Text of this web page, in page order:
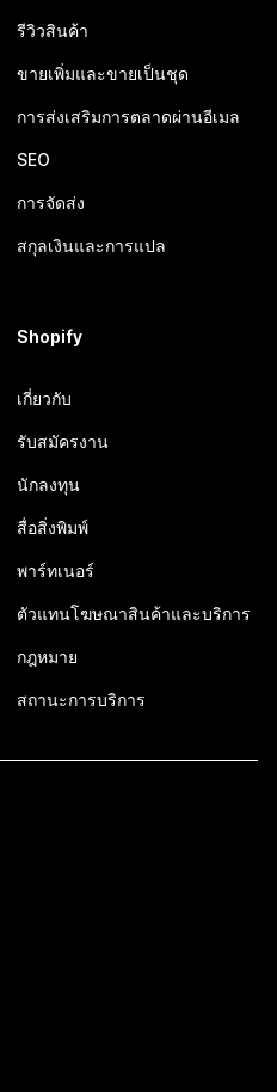
รีวิวสินค้า
ขายเพิ่มและขายเป็นชุด
การส่งเสริมการตลาดผ่านอีเมล
SEO
การจัดส่ง
สกุลเงินและการแปล
Shopify
เกี่ยวกับ
รับสมัครงาน
นักลงทุน
สื่อสิ่งพิมพ์
พาร์ทเนอร์
ตัวแทนโฆษณาสินค้าและบริการ
กฎหมาย
สถานะการบริการ